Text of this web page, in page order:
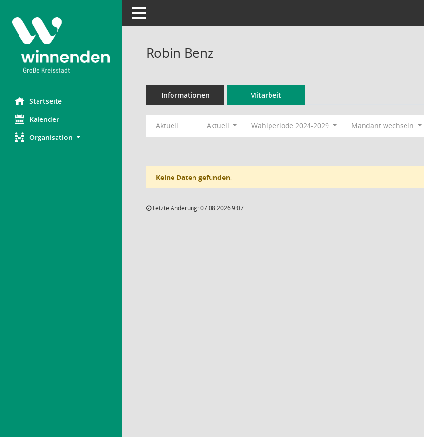
Startseite
Kalender
Organisation
Toggle navigation
Robin Benz
Informationen Mitarbeit
Aktuell Aktuell Wahlperiode 2024-2029 Mandant wechseln
Keine Daten gefunden.
Letzte Änderung: 07.08.2026 9:07